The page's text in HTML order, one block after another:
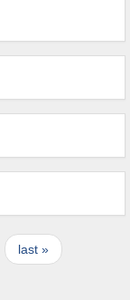
last »